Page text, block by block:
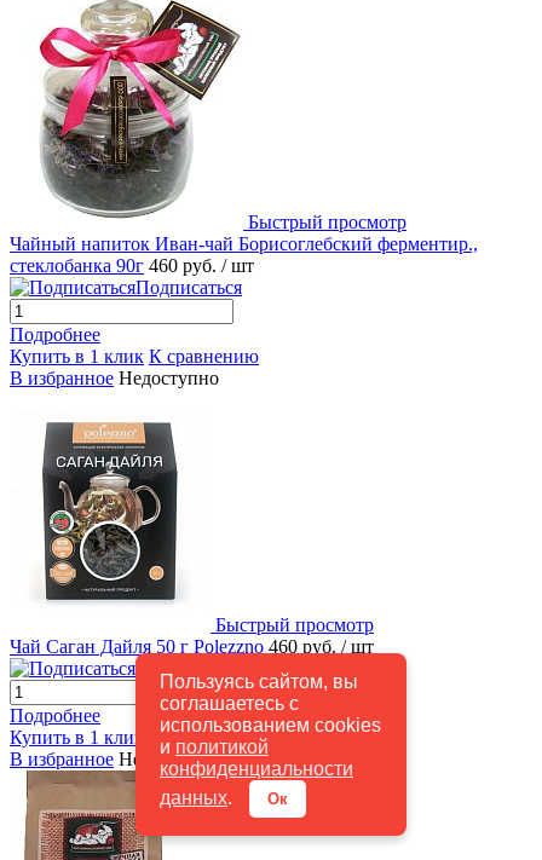
Пользуясь сайтом, вы
соглашаетесь с
использованием cookies
и политикой
конфиденциальности
данных. Ок
Быстрый просмотр
Чайный напиток Иван-чай Борисоглебский ферментир.,
стеклобанка 90г 460 руб. / шт
Подписаться
Подробнее
Купить в 1 клик К сравнению
В избранное Недоступно
Быстрый просмотр
Чай Саган Дайля 50 г Polezzno 460 руб. / шт
Подписаться
Подробнее
Купить в 1 клик
К сравнению
В избранное Недоступно